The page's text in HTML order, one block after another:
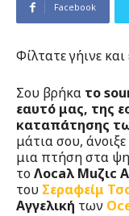
Facebook
Φίλτατε γήινε
Σου βρήκα το
εαυτό μας, της
καταπάτησης
μάτια σου,
μια πτήση στα
τοΛocaλ Μuζιc
του Σεραφείμ
Αγγελική των